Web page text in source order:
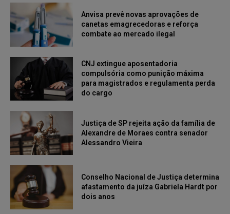
Anvisa prevê novas aprovações de
canetas emagrecedoras e reforça
combate ao mercado ilegal
CNJ extingue aposentadoria
compulsória como punição máxima
para magistrados e regulamenta perda
do cargo
Justiça de SP rejeita ação da família de
Alexandre de Moraes contra senador
Alessandro Vieira
Conselho Nacional de Justiça determina
afastamento da juíza Gabriela Hardt por
dois anos